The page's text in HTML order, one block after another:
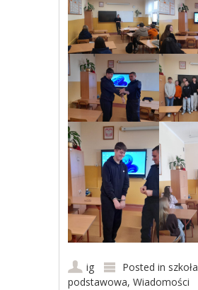
ig Posted in szkoła
podstawowa,Wiadomości